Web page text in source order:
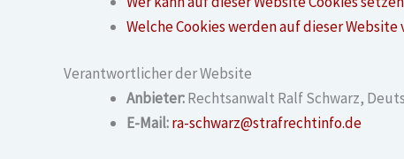
Welche Cookies werden auf dieser
Verantwortlicher der Website
Anbieter:Rechtsanwalt Ralf Schwarz,
E-Mail:ra-schwarz@strafrechtinfo.de